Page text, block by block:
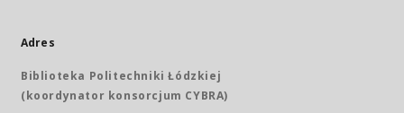
Adres
Biblioteka Politechniki Łódzkiej
(koordynator konsorcjum CYBRA)